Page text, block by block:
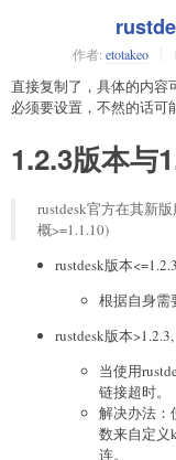
作者: etotakeo
直接复制了，具体的内容
必须要设置，不然的话可
1.2.3版本与
rustdesk官方在其新
概>=1.1.10)
rustdesk版本
根据自身需
rustdesk版本
当使用
链接超时。
解决办法：
数来自定义
连。